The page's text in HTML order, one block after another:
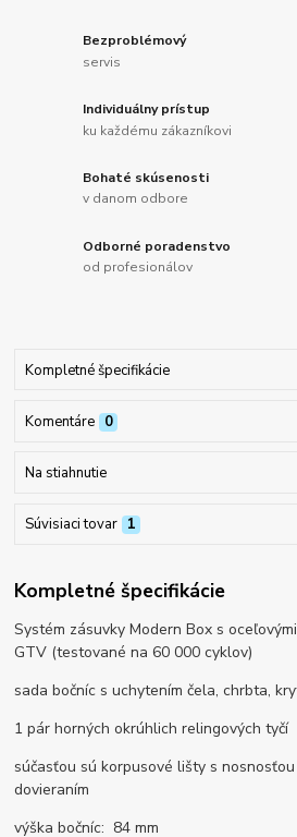
Bezproblémový
servis
Individuálny prístup
ku každému zákazníkovi
Bohaté skúsenosti
v danom odbore
Odborné poradenstvo
od profesionálov
Kompletné špecifikácie
Komentáre 0
Na stiahnutie
Súvisiaci tovar 1
Kompletné špecifikácie
Systém zásuvky Modern Box s
GTV (testované na 60 000 cyklov)
sada bočníc s uchytením čela, chrbta,
1 pár horných okrúhlich relingových tyčí
súčasťou sú korpusové lišty s
dovieraním
výška bočníc: 84 mm